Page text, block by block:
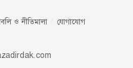
ও নীতিমালা যোগাযোগ